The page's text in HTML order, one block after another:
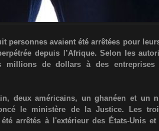
personnes avaient été arrêtées pour
depuis l’Afrique. Selon les
millions de dollars à des entreprises
deux américains, un ghanéen et un
le ministère de la Justice. Les
arrêtés à l'extérieur des États-Unis